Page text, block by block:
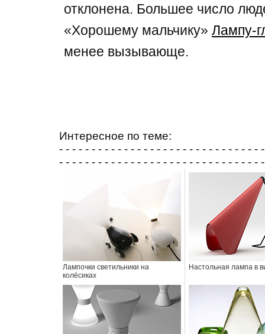
отклонена. Большее число
«Хорошему мальчику» Лампу-
менее вызывающе.
Интересное по теме:
- - - - - - - - - - - - - - - - - - - - - - - - - - - - - - -
- - - - - - - - - - - - - - - - - - - - - - - - - - - - - - -
Лампочки светильники на
колёсиках
Настольная лампа в